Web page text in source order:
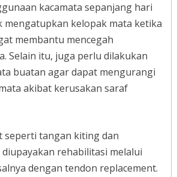
kacamata sepanjang hari
mengatupkan kelopak mata ketika
membantu mencegah
Selain itu, juga perlu dilakukan
buatan agar dapat mengurangi
akibat kerusakan saraf
seperti tangan kiting dan
rehabilitasi melalui
dengan tendon replacement.